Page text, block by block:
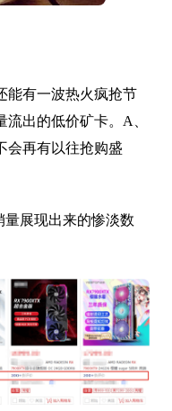
能有一波热火疯抢节
出的低价矿卡。A、
会再有以往抢购盛
量展现出来的惨淡数